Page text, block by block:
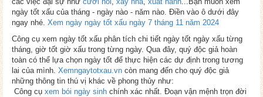
ngày tốt xấu của tháng - ngày nào - năm nào. Điền vào ô dưới đây
ngay nhé. Xem ngày ngày tốt xấu ngày 7 tháng 11 năm 2024
Công cụ xem ngày tốt xấu phân tích chi tiết ngày tốt ngày xấu từng
tháng, giờ tốt giờ xấu trong từng ngày. Qua đây, quý độc giả hoàn
toàn có thể lựa chọn ngày tốt để thực hiện các dự định trong tương
lai của mình. Xemngaytotxau.vn còn mang đến cho quý độc giả
những thông tin thú vị khác về phong thủy như:
Công cụ xem bói ngày sinh chính xác nhất. Đoạn vận mệnh trọn đời